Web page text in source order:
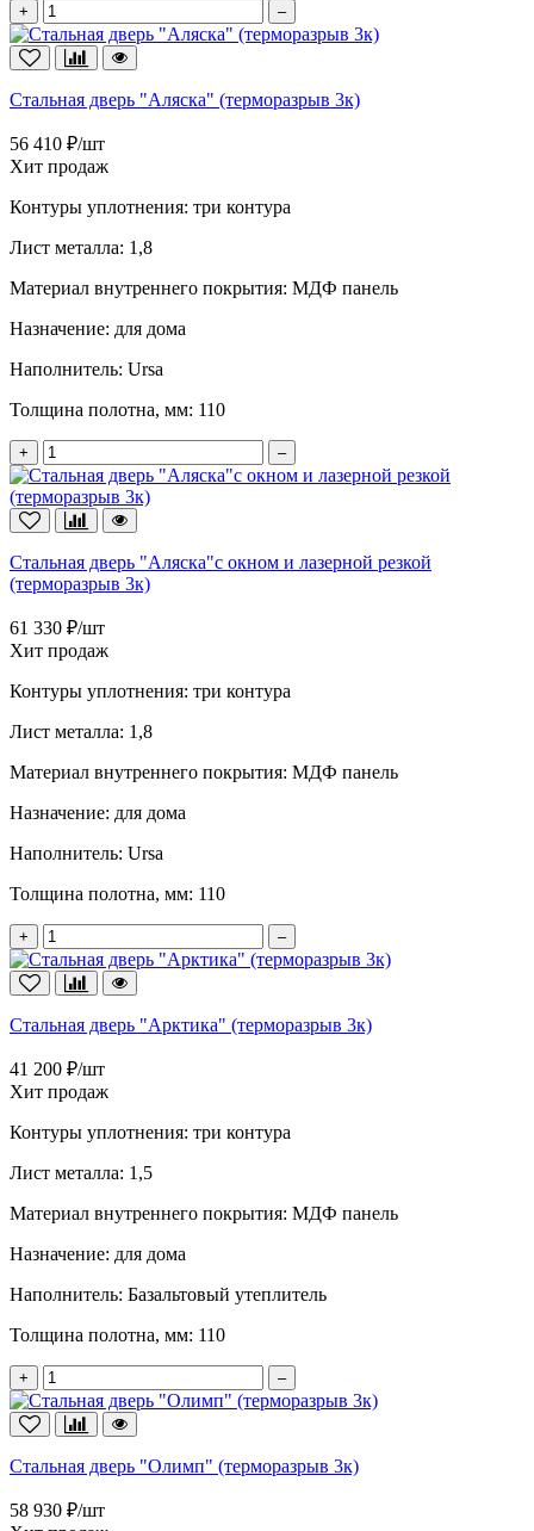
+ –
Стальная дверь "Аляска" (терморазрыв 3к)
56 410 ₽/шт
Хит продаж
Контуры уплотнения: три контура
Лист металла: 1,8
Материал внутреннего покрытия: МДФ панель
Назначение: для дома
Наполнитель: Ursa
Толщина полотна, мм: 110
+ –
Стальная дверь "Аляска"с окном и лазерной резкой
(терморазрыв 3к)
61 330 ₽/шт
Хит продаж
Контуры уплотнения: три контура
Лист металла: 1,8
Материал внутреннего покрытия: МДФ панель
Назначение: для дома
Наполнитель: Ursa
Толщина полотна, мм: 110
+ –
Стальная дверь "Арктика" (терморазрыв 3к)
41 200 ₽/шт
Хит продаж
Контуры уплотнения: три контура
Лист металла: 1,5
Материал внутреннего покрытия: МДФ панель
Назначение: для дома
Наполнитель: Базальтовый утеплитель
Толщина полотна, мм: 110
+ –
Стальная дверь "Олимп" (терморазрыв 3к)
58 930 ₽/шт